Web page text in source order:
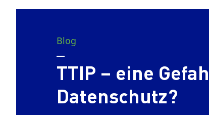
Blog
TTIP – eine
Datenschutz?